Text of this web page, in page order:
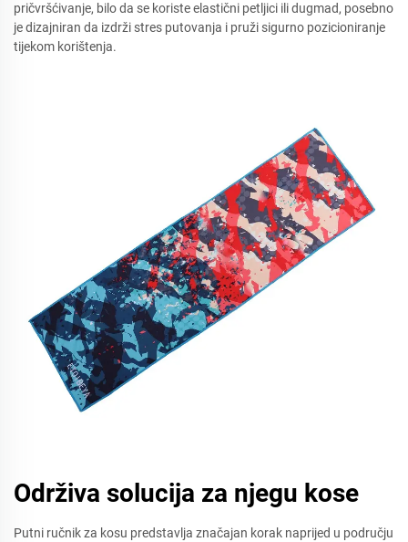
pričvršćivanje, bilo da se koriste elastični petljici ili dugmad, posebno
je dizajniran da izdrži stres putovanja i pruži sigurno pozicioniranje
tijekom korištenja.
Održiva solucija za njegu kose
Putni ručnik za kosu predstavlja značajan korak naprijed u području